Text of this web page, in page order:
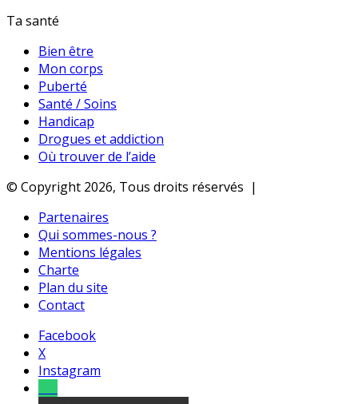
Ta santé
Bien être
Mon corps
Puberté
Santé / Soins
Handicap
Drogues et addiction
Où trouver de l’aide
© Copyright 2026, Tous droits réservés |
Partenaires
Qui sommes-nous ?
Mentions légales
Charte
Plan du site
Contact
Facebook
X
Instagram